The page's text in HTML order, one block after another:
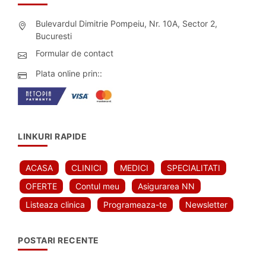
Bulevardul Dimitrie Pompeiu, Nr. 10A, Sector 2,
Bucuresti
Formular de contact
Plata online prin::
LINKURI RAPIDE
ACASA CLINICI MEDICI
SPECIALITATI
OFERTE
Contul meu
Asigurarea NN
Listeaza clinica
Programeaza-te Newsletter
POSTARI RECENTE